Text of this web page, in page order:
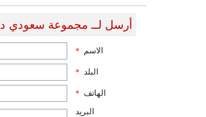
أرسل لــ مجموعة سعودي
الاسم *
البلد *
الهاتف *
البريد